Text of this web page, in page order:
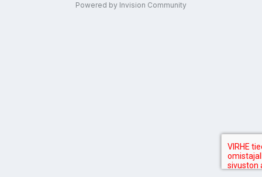
Powered by Invision Community